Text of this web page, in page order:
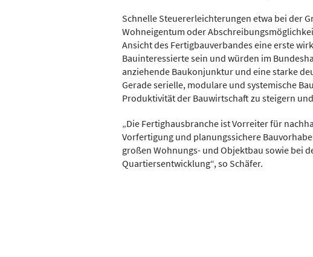
Schnelle Steuererleichterungen etwa bei der
Wohneigentum oder
Ansicht des Fertigbauverbandes eine erste
Bauinteressierte sein und würden im
anziehende Baukonjunktur und eine starke
Gerade serielle, modulare und systemische
Produktivität der Bauwirtschaft zu steigern
„Die Fertighausbranche ist Vorreiter für
Vorfertigung und planungssichere
großen Wohnungs- und Objektbau sowie bei
Quartiersentwicklung“, so Schäfer.